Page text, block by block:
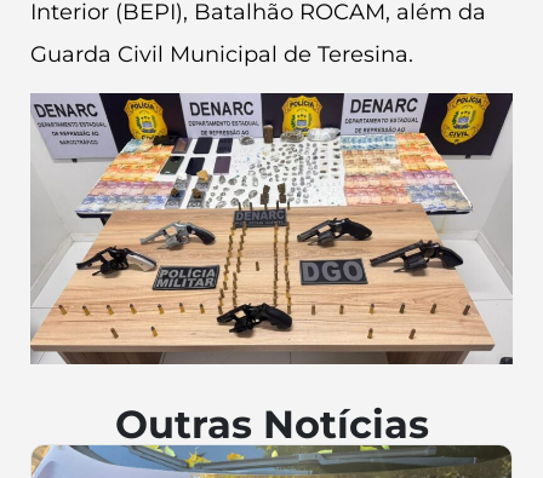
Interior (BEPI), Batalhão ROCAM, além da
Guarda Civil Municipal de Teresina.
Outras Notícias